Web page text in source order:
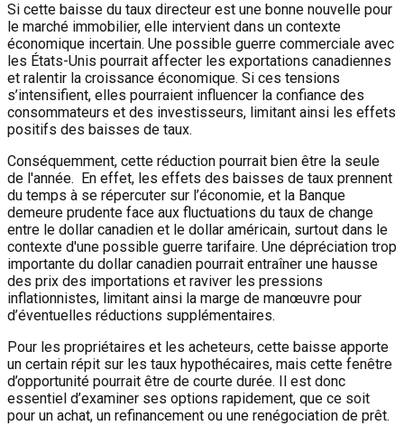
Si cette baisse du taux directeur est une bonne nouvelle pour
le marché immobilier, elle intervient dans un contexte
économique incertain. Une possible guerre commerciale avec
les États-Unis pourrait affecter les exportations canadiennes
et ralentir la croissance économique. Si ces tensions
s’intensifient, elles pourraient influencer la confiance des
consommateurs et des investisseurs, limitant ainsi les effets
positifs des baisses de taux.
Conséquemment, cette réduction pourrait bien être la seule
de l'année. En effet, les effets des baisses de taux prennent
du temps à se répercuter sur l’économie, et la Banque
demeure prudente face aux fluctuations du taux de change
entre le dollar canadien et le dollar américain, surtout dans le
contexte d'une possible guerre tarifaire. Une dépréciation trop
importante du dollar canadien pourrait entraîner une hausse
des prix des importations et raviver les pressions
inflationnistes, limitant ainsi la marge de manœuvre pour
d’éventuelles réductions supplémentaires.
Pour les propriétaires et les acheteurs, cette baisse apporte
un certain répit sur les taux hypothécaires, mais cette fenêtre
d’opportunité pourrait être de courte durée. Il est donc
essentiel d’examiner ses options rapidement, que ce soit
pour un achat, un refinancement ou une renégociation de prêt.